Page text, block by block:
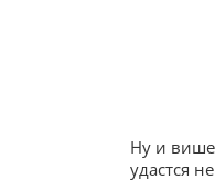
Ну и
удастся